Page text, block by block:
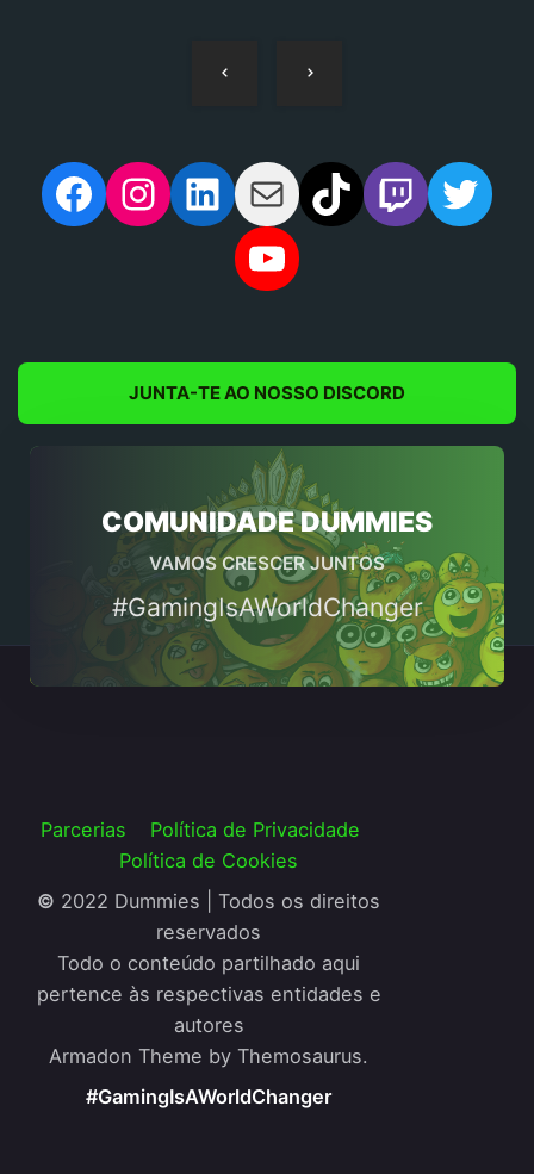
Facebook
Instagram
LinkedIn
MailTikTokTwitch
YouTube
JUNTA-TE AO NOSSO DISCORD
COMUNIDADE DUMMIES
VAMOS CRESCER JUNTOS
#GamingIsAWorldChanger
Parcerias
Política de Privacidade
Política de Cookies
© 2022 Dummies | Todos os direitos
reservados
Todo o conteúdo partilhado aqui
pertence às respectivas entidades e
autores
Armadon Theme by Themosaurus.
#GamingIsAWorldChanger